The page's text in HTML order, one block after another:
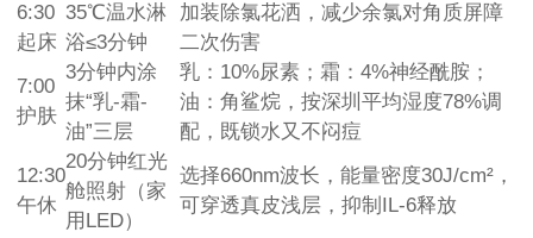
6:30
起床
35℃温水淋
浴≤3分钟
加装除氯花洒，减少余氯对角质屏障
二次伤害
7:00
护肤
3分钟内涂
抹“乳-霜-
油”三层
乳：10%尿素；霜：4%神经酰胺；
油：角鲨烷，按深圳平均湿度78%调
配，既锁水又不闷痘
12:30
午休
20分钟红光
舱照射（家
用LED）
选择660nm波长，能量密度30J/cm²，
可穿透真皮浅层，抑制IL-6释放